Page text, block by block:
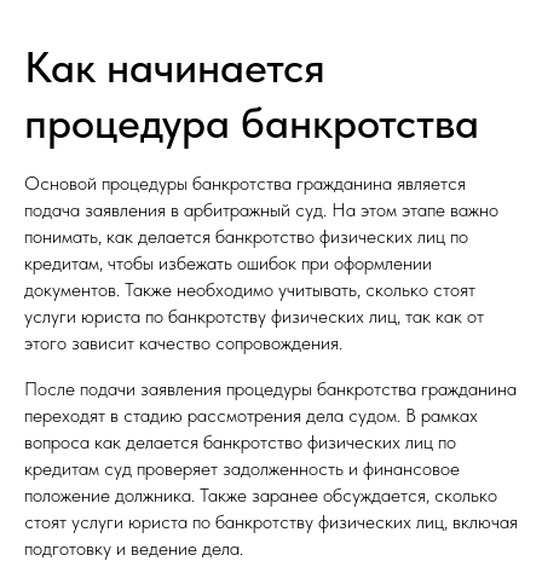
Как начинается
процедура банкротства
Основой процедуры банкротства гражданина является
подача заявления в арбитражный суд. На этом этапе важно
понимать, как делается банкротство физических лиц по
кредитам, чтобы избежать ошибок при оформлении
документов. Также необходимо учитывать, сколько стоят
услуги юриста по банкротству физических лиц, так как от
этого зависит качество сопровождения.
После подачи заявления процедуры банкротства гражданина
переходят в стадию рассмотрения дела судом. В рамках
вопроса как делается банкротство физических лиц по
кредитам суд проверяет задолженность и финансовое
положение должника. Также заранее обсуждается, сколько
стоят услуги юриста по банкротству физических лиц, включая
подготовку и ведение дела.